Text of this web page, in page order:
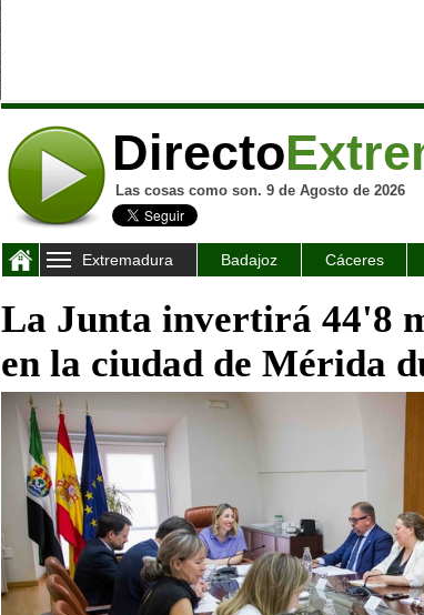
Directo
Las cosas como son. 9 de Agosto de 2026
Extremadura Badajoz Cáceres
La Junta invertirá 44'8
en la ciudad de Mérida